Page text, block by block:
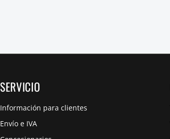
SERVICIO
Información para clientes
Envío e IVA